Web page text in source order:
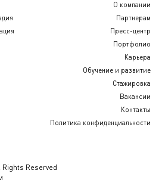
О компании
Партнерам
Пресс-центр
Портфолио
Карьера
Обучение и развитие
Стажировка
Вакансии
Контакты
Политика конфиденциальности
Rights Reserved